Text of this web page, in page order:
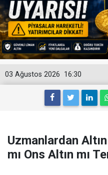
16:30
03 Ağustos 2026
Uzmanlardan Altın
mı Ons Altın mı